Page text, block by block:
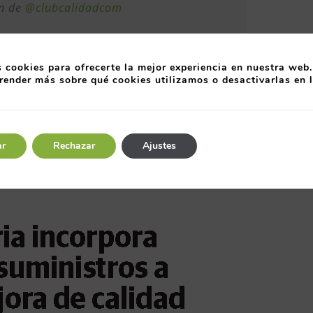
de @clubcalidadcom
para ser más eficientes y mejorar
San Agustín en@AytoAviles
June 11, 2021
cookies para ofrecerte la mejor experiencia en nuestra web.
más sobre qué cookies utilizamos o desactivarlas en
Rechazar Ajustes